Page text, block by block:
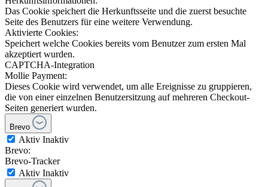
Das Cookie speichert die Herkunftsseite und die zuerst besuchte
Seite des Benutzers für eine weitere Verwendung.
Aktivierte Cookies:
Speichert welche Cookies bereits vom Benutzer zum ersten Mal
akzeptiert wurden.
CAPTCHA-Integration
Mollie Payment:
Dieses Cookie wird verwendet, um alle Ereignisse zu gruppieren,
die von einer einzelnen Benutzersitzung auf mehreren Checkout-
Seiten generiert wurden.
Brevo
Aktiv Inaktiv
Brevo:
Brevo-Tracker
Aktiv Inaktiv